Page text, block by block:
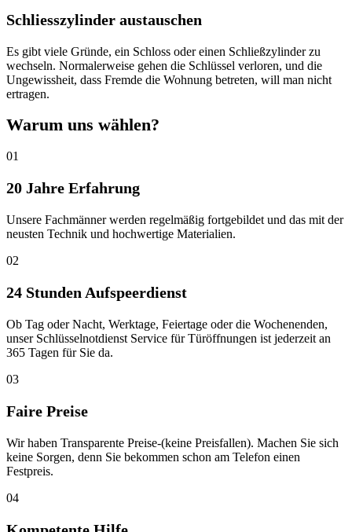
Schliesszylinder austauschen
Es gibt viele Gründe, ein Schloss oder einen Schließzylinder zu
wechseln. Normalerweise gehen die Schlüssel verloren, und die
Ungewissheit, dass Fremde die Wohnung betreten, will man nicht
ertragen.
Warum uns wählen?
01
20 Jahre Erfahrung
Unsere Fachmänner werden regelmäßig fortgebildet und das mit der
neusten Technik und hochwertige Materialien.
02
24 Stunden Aufspeerdienst
Ob Tag oder Nacht, Werktage, Feiertage oder die Wochenenden,
unser Schlüsselnotdienst Service für Türöffnungen ist jederzeit an
365 Tagen für Sie da.
03
Faire Preise
Wir haben Transparente Preise-(keine Preisfallen). Machen Sie sich
keine Sorgen, denn Sie bekommen schon am Telefon einen
Festpreis.
04